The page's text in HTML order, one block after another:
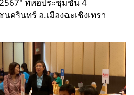
ครินทร์ อ.เมืองฉะเชิงเทรา